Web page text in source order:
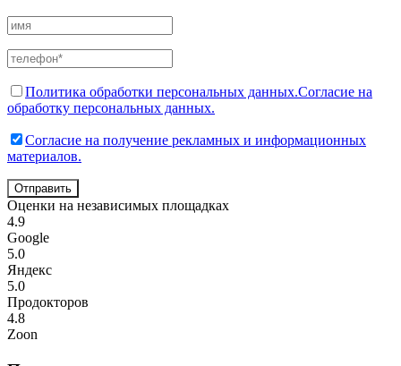
Политика обработки персональных данных.Согласие на
обработку персональных данных.
Согласие на получение рекламных и информационных
материалов.
Отправить
Оценки на независимых площадках
4.9
Google
5.0
Яндекс
5.0
Продокторов
4.8
Zoon